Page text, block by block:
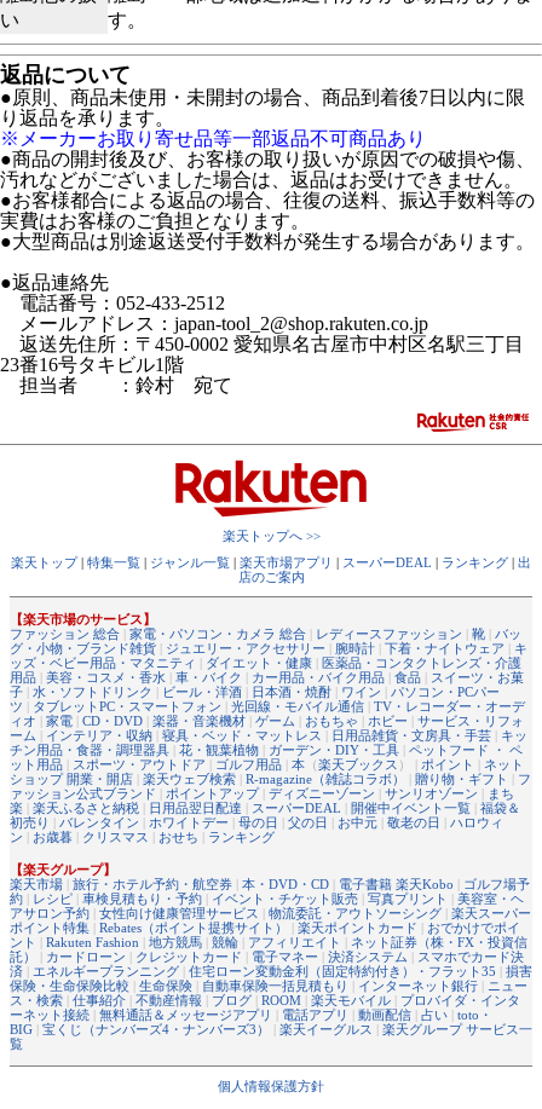
い
す。
返品について
●原則、商品未使用・未開封の場合、商品到着後7日以内に限
り返品を承ります。
※メーカーお取り寄せ品等一部返品不可商品あり
●商品の開封後及び、お客様の取り扱いが原因での破損や傷、
汚れなどがございました場合は、返品はお受けできません。
●お客様都合による返品の場合、往復の送料、振込手数料等の
実費はお客様のご負担となります。
●大型商品は別途返送受付手数料が発生する場合があります。
●返品連絡先
電話番号：052-433-2512
メールアドレス：japan-tool_2@shop.rakuten.co.jp
返送先住所：〒450-0002 愛知県名古屋市中村区名駅三丁目
23番16号タキビル1階
担当者 ：鈴村 宛て
楽天トップへ >>
楽天トップ| 特集一覧 | ジャンル一覧 | 楽天市場アプリ | スーパーDEAL | ランキング | 出
店のご案内
【楽天市場のサービス】
ファッション 総合 | 家電・パソコン・カメラ 総合 | レディースファッション | 靴 | バッ
グ・小物・ブランド雑貨 | ジュエリー・アクセサリー | 腕時計 | 下着・ナイトウェア | キ
ッズ・ベビー用品・マタニティ | ダイエット・健康 | 医薬品・コンタクトレンズ・介護
用品 | 美容・コスメ・香水 | 車・バイク | カー用品・バイク用品 | 食品 | スイーツ・お菓
子 | 水・ソフトドリンク | ビール・洋酒 | 日本酒・焼酎 | ワイン | パソコン・PCパー
ツ | タブレットPC・スマートフォン | 光回線・モバイル通信 | TV・レコーダー・オーデ
ィオ | 家電 | CD・DVD | 楽器・音楽機材 | ゲーム | おもちゃ | ホビー | サービス・リフォ
ーム | インテリア・収納 | 寝具・ベッド・マットレス | 日用品雑貨・文房具・手芸 | キッ
チン用品・食器・調理器具 | 花・観葉植物 | ガーデン・DIY・工具 | ペットフード ・ ペ
ット用品 | スポーツ・アウトドア | ゴルフ用品 | 本 （楽天ブックス ） | ポイント | ネット
ショップ 開業・開店 | 楽天ウェブ検索 | R-magazine（雑誌コラボ） | 贈り物・ギフト | フ
ァッション公式ブランド | ポイントアップ| ディズニーゾーン | サンリオゾーン | まち
楽 | 楽天ふるさと納税 | 日用品翌日配達 | スーパーDEAL | 開催中イベント一覧 | 福袋＆
初売り | バレンタイン | ホワイトデー | 母の日 | 父の日 | お中元 | 敬老の日 | ハロウィ
ン | お歳暮 | クリスマス | おせち | ランキング
【楽天グループ】
楽天市場 | 旅行・ホテル予約・航空券 | 本・DVD・CD | 電子書籍 楽天Kobo | ゴルフ場予
約 | レシピ | 車検見積もり・予約 | イベント・チケット販売 | 写真プリント | 美容室・ヘ
アサロン予約 | 女性向け健康管理サービス | 物流委託・アウトソーシング | 楽天スーパー
ポイント特集 | Rebates（ポイント提携サイト） | 楽天ポイントカード | おでかけでポイ
ント | Rakuten Fashion | 地方競馬 | 競輪 | アフィリエイト | ネット証券（株・FX・投資信
託）
| カードローン | クレジットカード | 電子マネー | 決済システム | スマホでカード決
済 | エネルギープランニング | 住宅ローン変動金利（固定特約付き）・フラット35 | 損害
保険・生命保険比較 | 生命保険 | 自動車保険一括見積もり | インターネット銀行 | ニュー
ス・検索 | 仕事紹介 | 不動産情報 | ブログ | ROOM | 楽天モバイル | プロバイダ・インタ
ーネット接続 | 無料通話＆メッセージアプリ | 電話アプリ | 動画配信 | 占い | toto・
BIG | 宝くじ（ナンバーズ4・ナンバーズ3） | 楽天イーグルス | 楽天グループ サービス一
覧
個人情報保護方針